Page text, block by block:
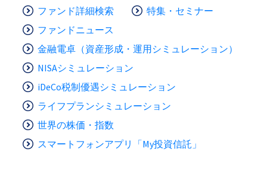
ファンド詳細検索
特集・セミナー
ファンドニュース
金融電卓（資産形成・運用シミュレーション）
NISAシミュレーション
iDeCo税制優遇シミュレーション
ライフプランシミュレーション
世界の株価・指数
スマートフォンアプリ「My投資信託」